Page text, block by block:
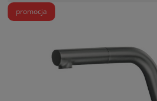
promocja